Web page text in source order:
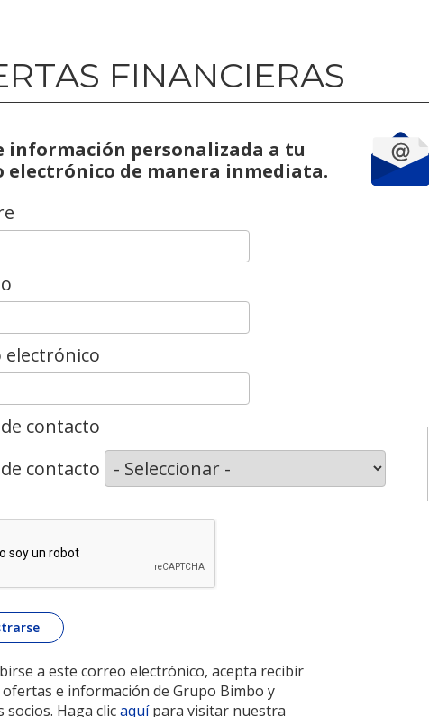
FINANCIERAS
información personalizada a tu
electrónico de manera inmediata.
electrónico
contacto
contacto
a este correo electrónico, acepta recibir
e información de Grupo Bimbo y
socios. Haga clicaquípara visitar nuestra